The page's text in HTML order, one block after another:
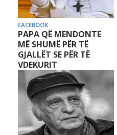
FACEBOOK
PAPA QË MENDONTE
MË SHUMË PËR TË
GJALLËT SE PËR TË
VDEKURIT